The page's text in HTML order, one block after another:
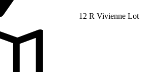
12 R Vivienne Lot